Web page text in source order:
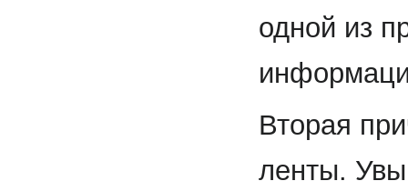
одной из
Вторая
ленты.